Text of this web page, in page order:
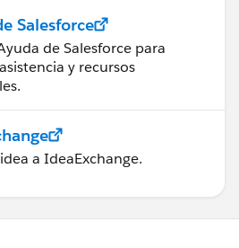
Salesforce
de Salesforce para
y recursos
a IdeaExchange.